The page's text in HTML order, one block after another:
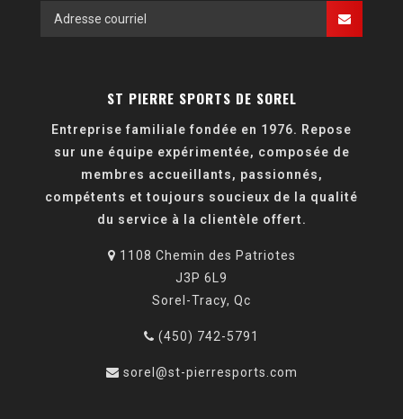
ST PIERRE SPORTS DE SOREL
Entreprise familiale fondée en 1976. Repose
sur une équipe expérimentée, composée de
membres accueillants, passionnés,
compétents et toujours soucieux de la qualité
du service à la clientèle offert.
1108 Chemin des Patriotes
J3P 6L9
Sorel-Tracy, Qc
(450) 742-5791
sorel@st-pierresports.com